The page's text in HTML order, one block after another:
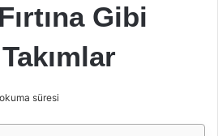
Gibi
süresi